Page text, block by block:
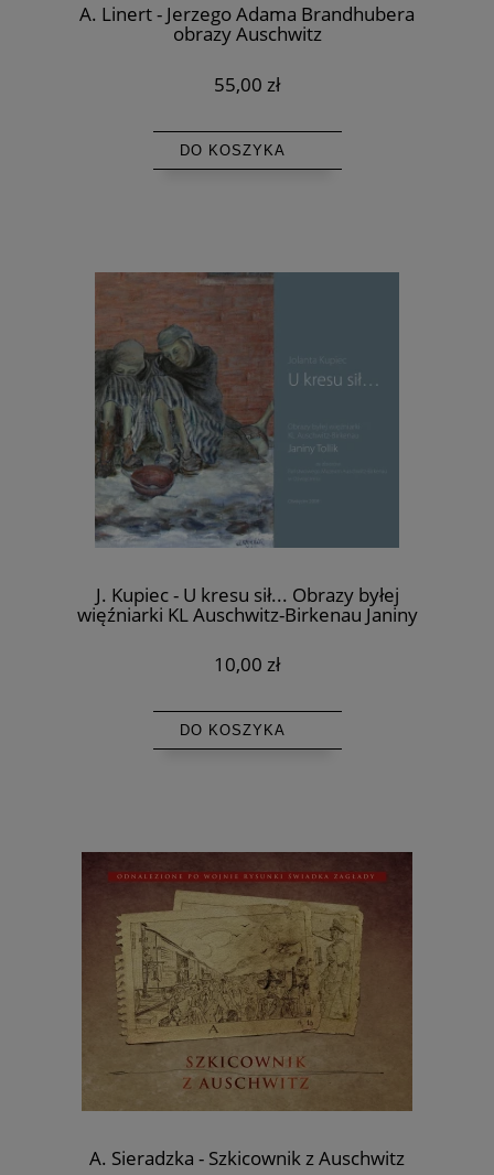
A. Linert - Jerzego Adama Brandhubera
obrazy Auschwitz
55,00 zł
DO KOSZYKA
J. Kupiec - U kresu sił... Obrazy byłej
więźniarki KL Auschwitz-Birkenau Janiny
10,00 zł
DO KOSZYKA
A. Sieradzka - Szkicownik z Auschwitz